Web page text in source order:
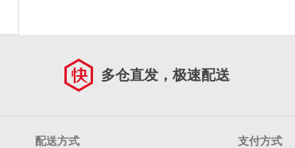
多仓直发，极速配送
配送方式 支付方式